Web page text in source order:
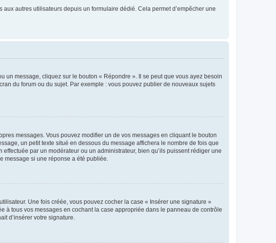
autres utilisateurs depuis un formulaire dédié. Cela permet d’empêcher une
message, cliquez sur le bouton « Répondre ». Il se peut que vous ayez besoin
du forum ou du sujet. Par exemple : vous pouvez publier de nouveaux sujets
messages. Vous pouvez modifier un de vos messages en cliquant le bouton
un petit texte situé en dessous du message affichera le nombre de fois que
effectuée par un modérateur ou un administrateur, bien qu’ils puissent rédiger une
message si une réponse a été publiée.
Une fois créée, vous pouvez cocher la case « Insérer une signature »
à tous vos messages en cochant la case appropriée dans le panneau de contrôle
d’insérer votre signature.